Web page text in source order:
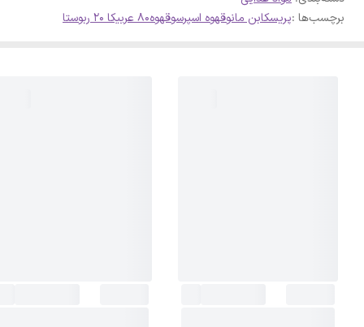
برچسب‌ها :پریسکابن مانوقهوه اسپرسوقهوه80 عربیکا 20 ربوستا